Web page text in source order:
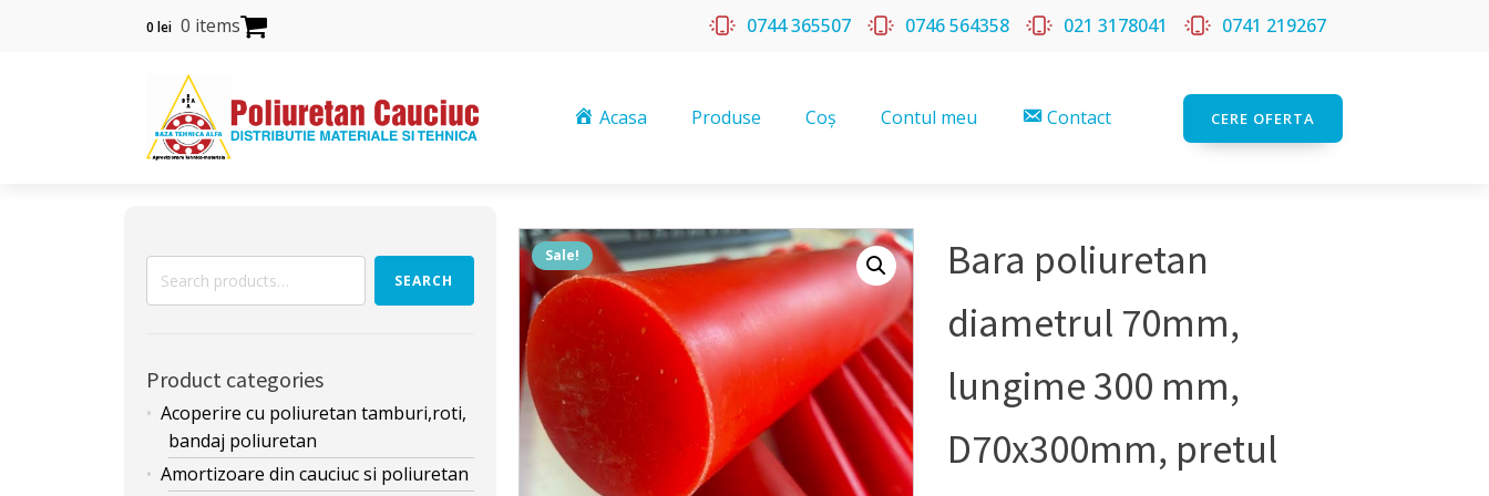
0 lei 0 items 0744 365507 0746 564358 021 3178041 0741 219267
Acasa Produse Coș Contul meu Contact CERE OFERTA
Search
SEARCH
Product categories
Acoperire cu poliuretan tamburi,roti,
bandaj poliuretan
Amortizoare din cauciuc si poliuretan
Sale!
Bara poliuretan
diametrul 70mm,
lungime 300 mm,
D70x300mm, pretul